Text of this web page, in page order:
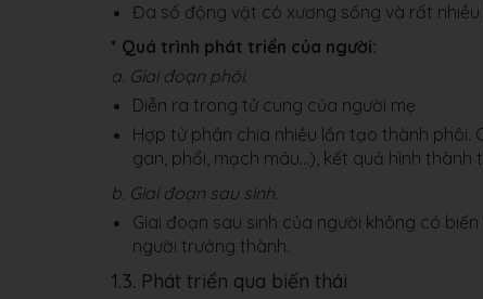
Đa số động vật có xương sống và rất
* Quá trình phát triển của người:
a. Giai đoạn phôi.
Diễn ra trong tử cung của người mẹ
Hợp tử phân chia nhiều lần tạo thành
gan, phổi, mạch máu…), kết quả hình thành
b. Giai đoạn sau sinh.
Giai đoạn sau sinh của người không có
người trưởng thành.
1.3. Phát triển qua biến thái